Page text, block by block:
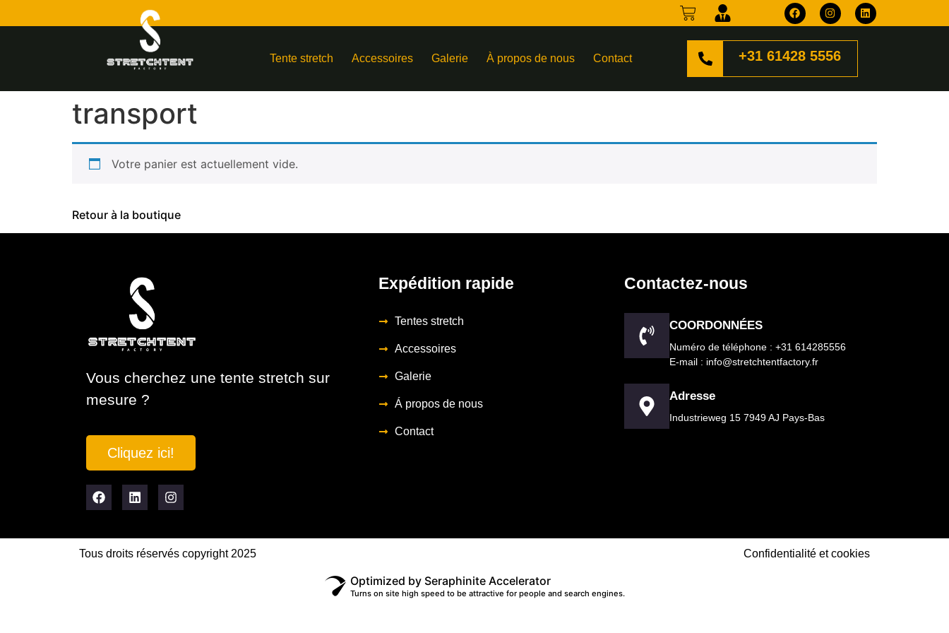
Tente stretch Accessoires Galerie À propos de nous Contact +31 61428 5556
transport
Votre panier est actuellement vide.
Retour à la boutique
Vous cherchez une tente stretch sur
mesure ?
Cliquez ici!
Expédition rapide
Tentes stretch
Accessoires
Galerie
Á propos de nous
Contact
Contactez-nous
COORDONNÉES
Numéro de téléphone : +31 614285556
E-mail : info@stretchtentfactory.fr
Adresse
Industrieweg 15 7949 AJ Pays-Bas
Tous droits réservés copyright 2025 Confidentialité et cookies
Optimized by Seraphinite Accelerator
Turns on site high speed to be attractive for people and search engines.